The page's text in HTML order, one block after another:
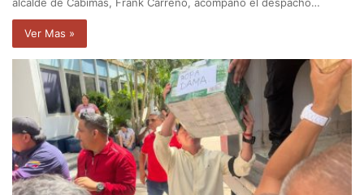
alcalde de Cabimas, Frank Carreño, acompañó el despacho…
Ver Mas »